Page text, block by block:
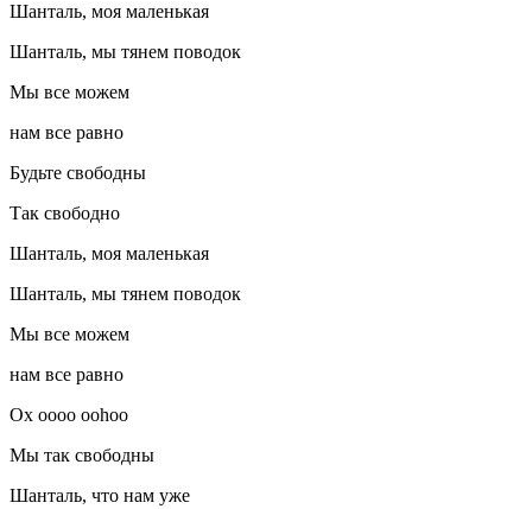
Шанталь, моя маленькая
Шанталь, мы тянем поводок
Мы все можем
нам все равно
Будьте свободны
Так свободно
Шанталь, моя маленькая
Шанталь, мы тянем поводок
Мы все можем
нам все равно
Ох оооо oohoo
Мы так свободны
Шанталь, что нам уже